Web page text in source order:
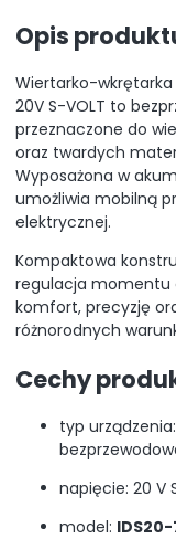
Opis
Wiertarko-
20V S-VOLT to
przeznaczone do
oraz twardych
Wyposażona w
umożliwia mobilną
elektrycznej.
Kompaktowa
regulacja momentu
komfort, precyzję
różnorodnych
Cechy
typ
napięcie: 20 V
model: IDS20-